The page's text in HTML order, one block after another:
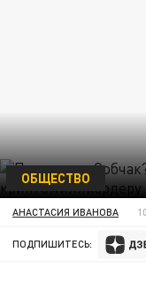
ОБЩЕСТВО
АНАСТАСИЯ ИВАНОВА
ПОДПИШИТЕСЬ: